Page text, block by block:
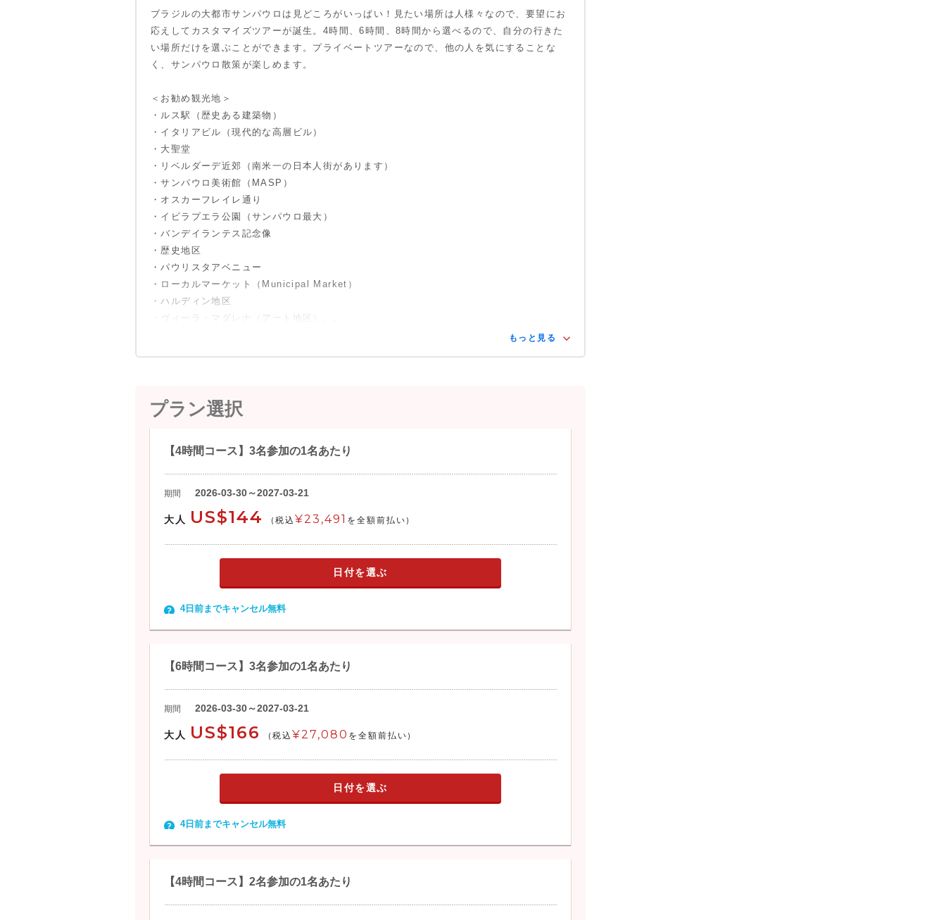
ブラジルの大都市サンパウロは見どころがいっぱい！見たい場所は人様々なので、要望にお
応えしてカスタマイズツアーが誕生。4時間、6時間、8時間から選べるので、自分の行きた
い場所だけを選ぶことができます。プライベートツアーなので、他の人を気にすることな
く、サンパウロ散策が楽しめます。
＜お勧め観光地＞
・ルス駅（歴史ある建築物）
・イタリアビル（現代的な高層ビル）
・大聖堂
・リベルダーデ近郊（南米一の日本人街があります）
・サンパウロ美術館（MASP）
・オスカーフレイレ通り
・イビラプエラ公園（サンパウロ最大）
・バンデイランテス記念像
・歴史地区
・パウリスタアベニュー
・ローカルマーケット（Municipal Market）
・ハルディン地区
・ヴィーラ・マダレナ（アート地区）。。
もっと見る
プラン選択
【4時間コース】3名参加の1名あたり
期間 2026-03-30～2027-03-21
大人 US$144 (税込 ¥23,491 を全額前払い)
日付を選ぶ
4日前までキャンセル無料
【6時間コース】3名参加の1名あたり
期間 2026-03-30～2027-03-21
大人 US$166 (税込 ¥27,080 を全額前払い)
日付を選ぶ
4日前までキャンセル無料
【4時間コース】2名参加の1名あたり